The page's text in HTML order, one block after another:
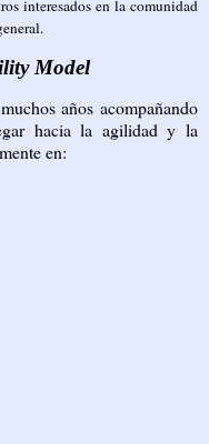
interesados en la comunidad
Model
años acompañando
hacia la agilidad y la
en: